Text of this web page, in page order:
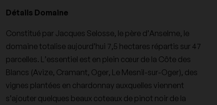
Détails Domaine
Constitué par Jacques Selosse, le père d’Anselme, le
domaine totalise aujourd’hui 7,5 hectares répartis sur 47
parcelles. L’essentiel est en plein cœur de la Côte des
Blancs (Avize, Cramant, Oger, Le Mesnil-sur-Oger), des
vignes plantées en chardonnay auxquelles viennent
s’ajouter quelques beaux coteaux de pinot noir de la